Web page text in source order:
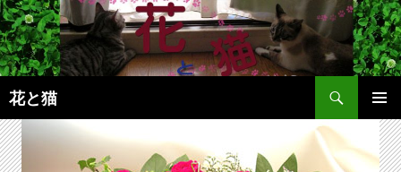
コ
ン
テ
ン
ツ
へ
ス
キ
花と猫
検
索
メインメ
ニュー